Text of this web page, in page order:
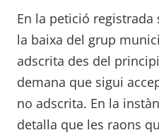
En la petició registrada
la baixa del grup
adscrita des del
demana que sigui
no adscrita. En la
detalla que les raons